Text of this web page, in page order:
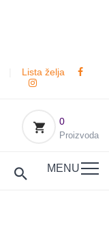
Lista želja
0
Proizvoda
MENU